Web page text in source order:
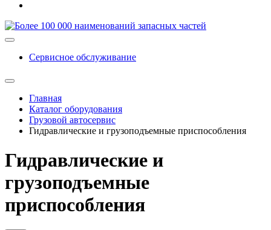
Сервисное обслуживание
Главная
Каталог оборудования
Грузовой автосервис
Гидравлические и грузоподъемные приспособления
Гидравлические и
грузоподъемные
приспособления